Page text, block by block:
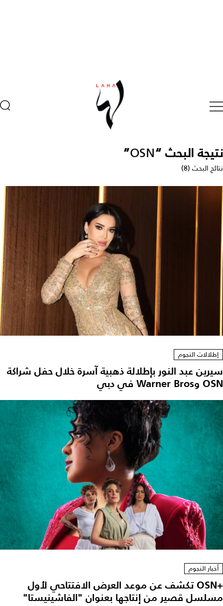
نتيجة البحث “OSN
”
نتائج البحث (8)
إطلالات النجوم
سيرين عبد النور بإطلالة ذهبية آسرة خلال حفل شراكة
OSN وWarner Bros في دبي
أخبار النجوم
+OSN تكشف عن موعد العرض الافتتاحي لأول
مسلسل قصير من إنتاجها بعنوان "الفاشينيستا"